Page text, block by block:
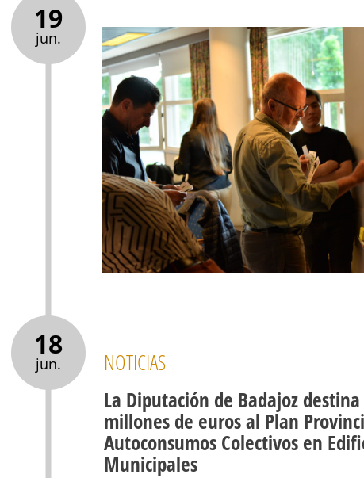
19
jun.
18
jun. NOTICIAS
La Diputación de Badajoz
millones de euros al Plan
Autoconsumos Colectivos en
Municipales